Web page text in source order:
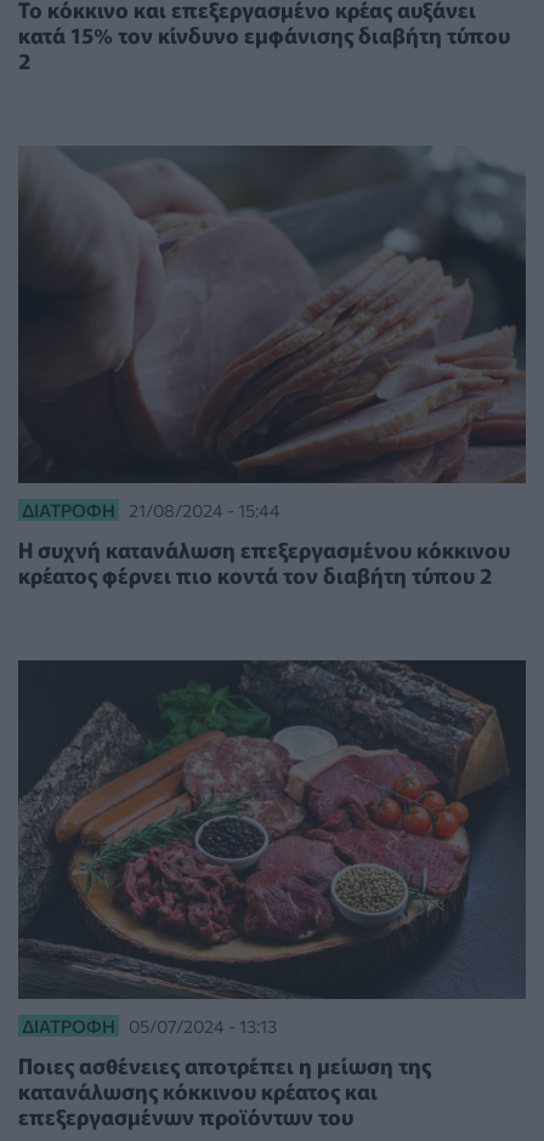
Το κόκκινο και επεξεργασμένο κρέας αυξάνει
κατά 15% τον κίνδυνο εμφάνισης διαβήτη τύπου
2
ΔΙΑΤΡΟΦΉ 21/08/2024 - 15:44
Η συχνή κατανάλωση επεξεργασμένου κόκκινου
κρέατος φέρνει πιο κοντά τον διαβήτη τύπου 2
ΔΙΑΤΡΟΦΉ 05/07/2024 - 13:13
Ποιες ασθένειες αποτρέπει η μείωση της
κατανάλωσης κόκκινου κρέατος και
επεξεργασμένων προϊόντων του